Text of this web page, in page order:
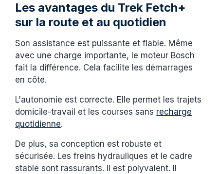
Les avantages du Trek Fetch+
sur la route et au quotidien
Son assistance est puissante et fiable. Même
avec une charge importante, le moteur Bosch
fait la différence. Cela facilite les démarrages
en côte.
L'autonomie est correcte. Elle permet les trajets
domicile-travail et les courses sans recharge
quotidienne.
De plus, sa conception est robuste et
sécurisée. Les freins hydrauliques et le cadre
stable sont rassurants. Il est polyvalent. Il